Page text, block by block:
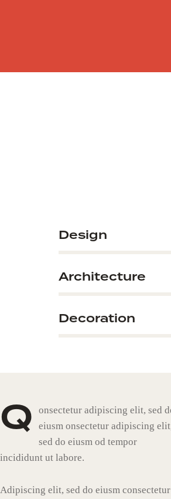
Design
Architecture
Decoration
Q
onsectetur adipiscing elit, sed
eiusm onsectetur adipiscing
sed do eiusm od tempor
incididunt ut labore.
Adipiscing elit, sed do eiusm consectetur